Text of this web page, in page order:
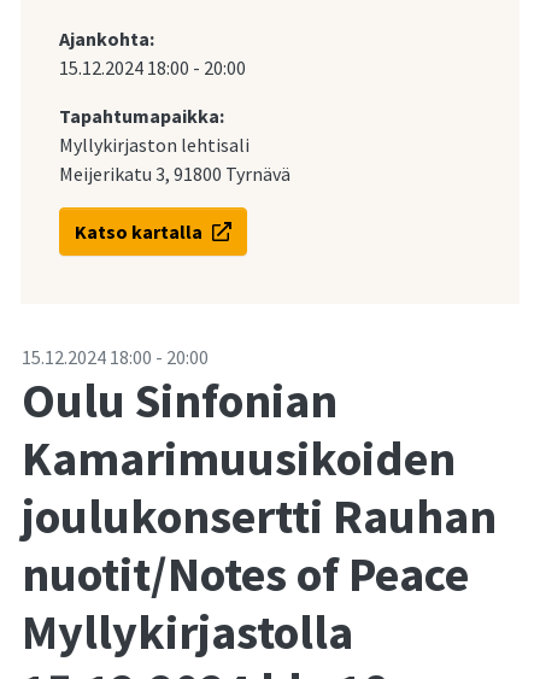
Ajankohta:
15.12.2024 18:00 - 20:00
Tapahtumapaikka:
Myllykirjaston lehtisali
Meijerikatu 3, 91800 Tyrnävä
Katso kartalla
-15.12.2024 18:00 - 20:00
Oulu Sinfonian
Kamarimuusikoiden
joulukonsertti Rauhan
nuotit/Notes of Peace
Myllykirjastolla